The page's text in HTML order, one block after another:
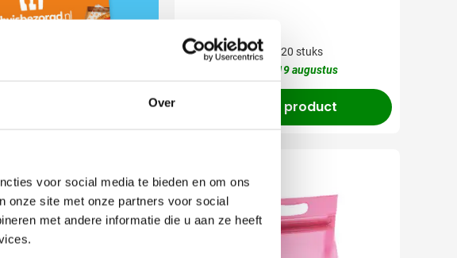
Over
voor social media te bieden en om ons
onze site met onze partners voor social
met andere informatie die u aan ze heeft
Bedrukken vanaf 20 stuks
19 augustus
Bekijk product